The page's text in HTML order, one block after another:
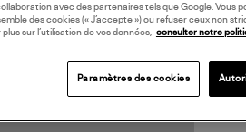
avec des partenaires tels que Google. Vous
des cookies (« J’accepte ») ou refuser ceux non
plus sur l’utilisation de vos données,
consulter notre
Paramètres des cookies